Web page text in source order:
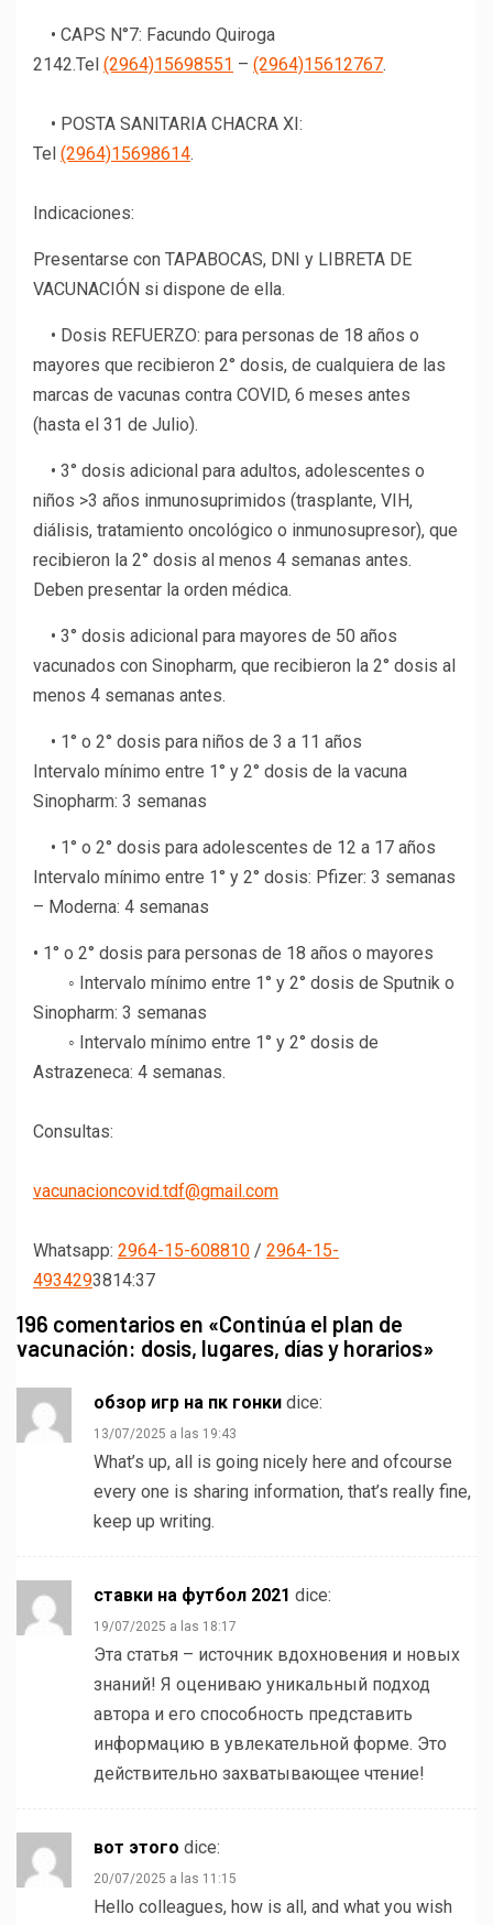
• CAPS N°7: Facundo Quiroga
2142.Tel (2964)15698551 – (2964)15612767.
• POSTA SANITARIA CHACRA XI:
Tel (2964)15698614.
Indicaciones:
Presentarse con TAPABOCAS, DNI y LIBRETA DE
VACUNACIÓN si dispone de ella.
• Dosis REFUERZO: para personas de 18 años o
mayores que recibieron 2° dosis, de cualquiera de las
marcas de vacunas contra COVID, 6 meses antes
(hasta el 31 de Julio).
• 3° dosis adicional para adultos, adolescentes o
niños >3 años inmunosuprimidos (trasplante, VIH,
diálisis, tratamiento oncológico o inmunosupresor), que
recibieron la 2° dosis al menos 4 semanas antes.
Deben presentar la orden médica.
• 3° dosis adicional para mayores de 50 años
vacunados con Sinopharm, que recibieron la 2° dosis al
menos 4 semanas antes.
• 1° o 2° dosis para niños de 3 a 11 años
Intervalo mínimo entre 1° y 2° dosis de la vacuna
Sinopharm: 3 semanas
• 1° o 2° dosis para adolescentes de 12 a 17 años
Intervalo mínimo entre 1° y 2° dosis: Pfizer: 3 semanas
– Moderna: 4 semanas
• 1° o 2° dosis para personas de 18 años o mayores
◦ Intervalo mínimo entre 1° y 2° dosis de Sputnik o
Sinopharm: 3 semanas
◦ Intervalo mínimo entre 1° y 2° dosis de
Astrazeneca: 4 semanas.
Consultas:
vacunacioncovid.tdf@gmail.com
Whatsapp: 2964-15-608810 / 2964-15-
4934293814:37
196 comentarios en «Continúa el plan de
vacunación: dosis, lugares, días y horarios»
обзор игр на пк гонки dice:
13/07/2025 a las 19:43
What’s up, all is going nicely here and ofcourse
every one is sharing information, that’s really fine,
keep up writing.
ставки на футбол 2021 dice:
19/07/2025 a las 18:17
Эта статья – источник вдохновения и новых
знаний! Я оцениваю уникальный подход
автора и его способность представить
информацию в увлекательной форме. Это
действительно захватывающее чтение!
вот этого dice:
20/07/2025 a las 11:15
Hello colleagues, how is all, and what you wish